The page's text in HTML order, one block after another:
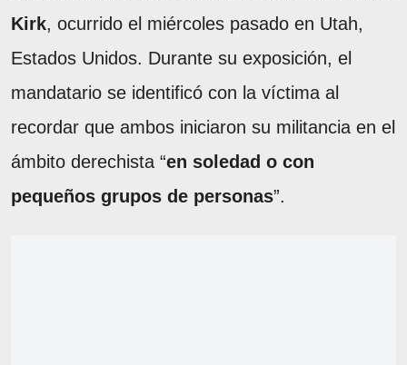
Kirk, ocurrido el miércoles pasado en Utah,
Estados Unidos. Durante su exposición, el
mandatario se identificó con la víctima al
recordar que ambos iniciaron su militancia en el
ámbito derechista “en soledad o con
pequeños grupos de personas”.